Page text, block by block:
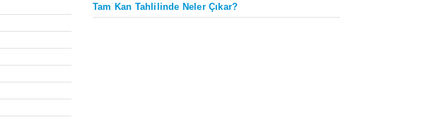
Tam Kan Tahlilinde Neler Çıkar?